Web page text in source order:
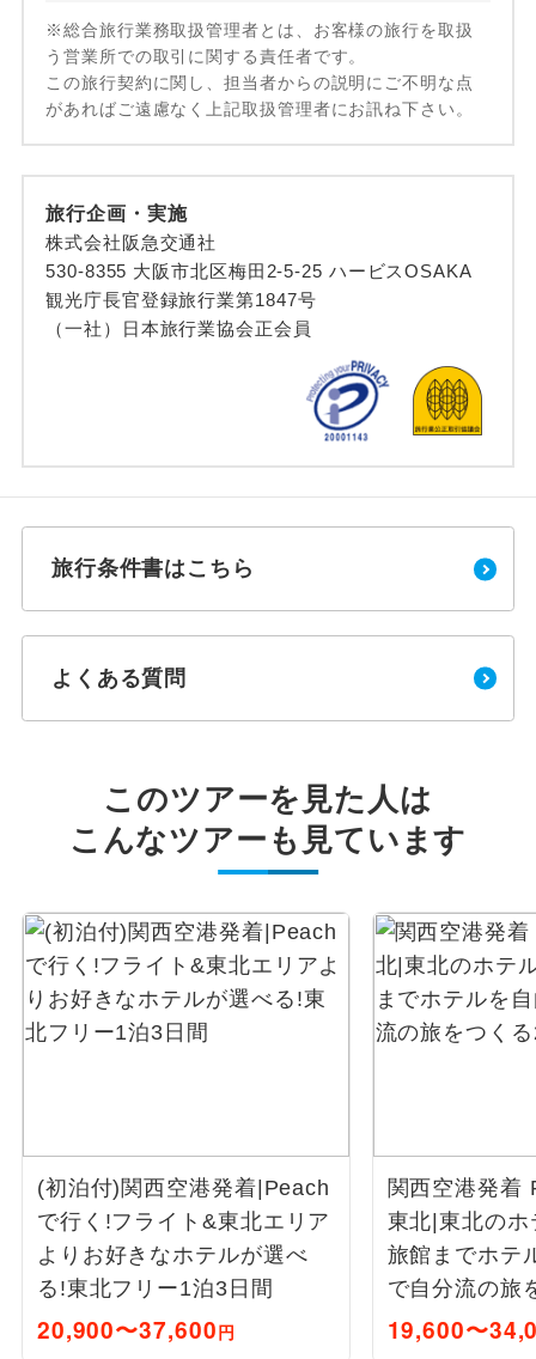
※総合旅行業務取扱管理者とは、お客様の旅行を取扱
う営業所での取引に関する責任者です。
この旅行契約に関し、担当者からの説明にご不明な点
があればご遠慮なく上記取扱管理者にお訊ね下さい。
旅行企画・実施
株式会社阪急交通社
530-8355 大阪市北区梅田2-5-25 ハービスOSAKA
観光庁長官登録旅行業第1847号
（一社）日本旅行業協会正会員
旅行条件書はこちら
よくある質問
このツアーを見た人は
こんなツアーも見ています
(初泊付)関西空港発着|Peach
で行く!フライト&東北エリア
よりお好きなホテルが選べ
る!東北フリー1泊3日間
20,900〜37,600円
関西空港発着
東北|東北の
旅館までホテ
で自分流の旅
19,600〜